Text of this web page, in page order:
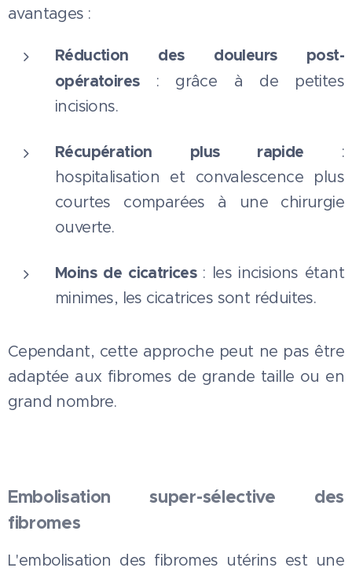
avantages :
Réduction des douleurs post-
opératoires: grâce à de petites
incisions.
Récupération plus rapide :
hospitalisation et convalescence plus
courtes comparées à une chirurgie
ouverte.
Moins de cicatrices: les incisions étant
minimes, les cicatrices sont réduites.
Cependant, cette approche peut ne pas être
adaptée aux fibromes de grande taille ou en
grand nombre.
Embolisation super-sélective des
fibromes
L'embolisation des fibromes utérins est une